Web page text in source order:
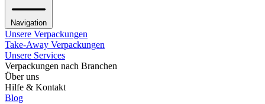
Navigation
Unsere Verpackungen
Take-Away Verpackungen
Unsere Services
Verpackungen nach Branchen
Über uns
Hilfe & Kontakt
Blog